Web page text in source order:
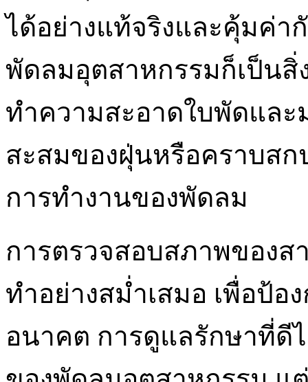
ได้อย่างแท้จริงและคุ้มค่า
พัดลมอุตสาหกรรมก็เป็น
ทำความสะอาดใบพัดและ
สะสมของฝุ่นหรือคราบส
การทำงานของพัดลม
การตรวจสอบสภาพของส
ทำอย่างสม่ำเสมอ เพื่อป้
อนาคต การดูแลรักษาที่ดี